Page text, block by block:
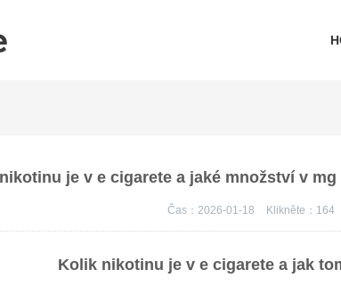
je v e cigarete a jaké množství v
Čas：2026-01-18 Klikněte： 164
Kolik nikotinu je v e cigaretea jak